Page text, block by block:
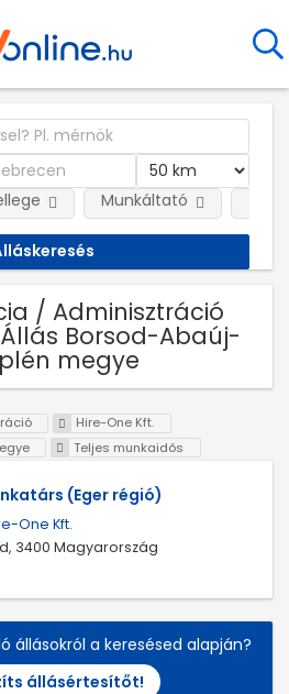
Munkáltató
/ Adminisztráció
Borsod-Abaúj-
megye
Hire-One Kft.
Teljes munkaidős
(Eger régió)
One Kft.
3400 Magyarország
állásokról a keresésed alapján?
állásértesítőt!